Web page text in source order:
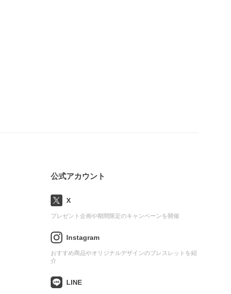
公式アカウント
X
プレゼント企画や期間限定のキャンペーンを開催
Instagram
おすすめ商品やオリジナルデザインのブレスレットを紹
介
LINE